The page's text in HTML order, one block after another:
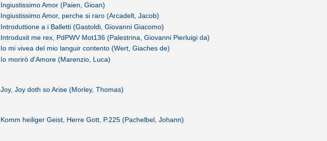
Ingiustissimo Amor (Paien, Gioan)
Ingiustissimo Amor, perche si raro (Arcadelt, Jacob)
Introduttione a i Balletti (Gastoldi, Giovanni Giacomo)
Introduxit me rex, PdPWV Mot136 (Palestrina, Giovanni Pierluigi da)
Io mi vivea del mio languir contento (Wert, Giaches de)
Io morirò d'Amore (Marenzio, Luca)
Joy, Joy doth so Arise (Morley, Thomas)
Komm heiliger Geist, Herre Gott, P.225 (Pachelbel, Johann)